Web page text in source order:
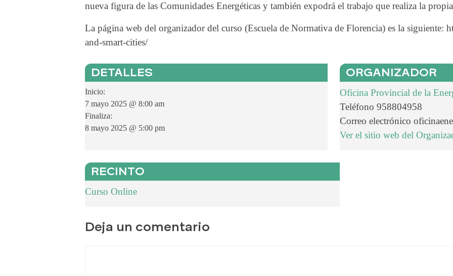
nueva figura de las Comunidades Energéticas y también expodrá el trabajo que realiza la
La página web del organizador del curso (Escuela de Normativa de Florencia) es la siguiente:
and-smart-cities/
DETALLES
Inicio:
7 mayo 2025 @ 8:00 am
Finaliza:
8 mayo 2025 @ 5:00 pm
ORGANIZADOR
Oficina Provincial de la
Teléfono 958804958
Correo electrónico
Ver el sitio web del
RECINTO
Curso Online
Deja un comentario